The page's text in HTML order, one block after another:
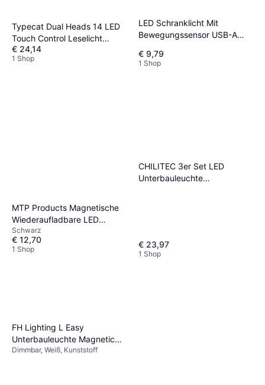
Typecat Dual Heads 14 LED
Touch Control Leselicht
Garderobenbeleuchtung
€ 24,14
1 Shop
LED Schranklicht Mit
Bewegungssensor USB-A
Garderobenbeleuchtung
€ 9,79
1 Shop
MTP Products Magnetische
Wiederaufladbare LED
Schrankleuchte 20 cm
Schwarz
Garderobenbeleuchtung
Schwarz
€ 12,70
1 Shop
CHILITEC 3er Set LED
Unterbauleuchte
€ 23,97
1 Shop
FH Lighting L Easy
Unterbauleuchte Magnetic
Kunststoff
Dimmbar, Weiß, Kunststoff